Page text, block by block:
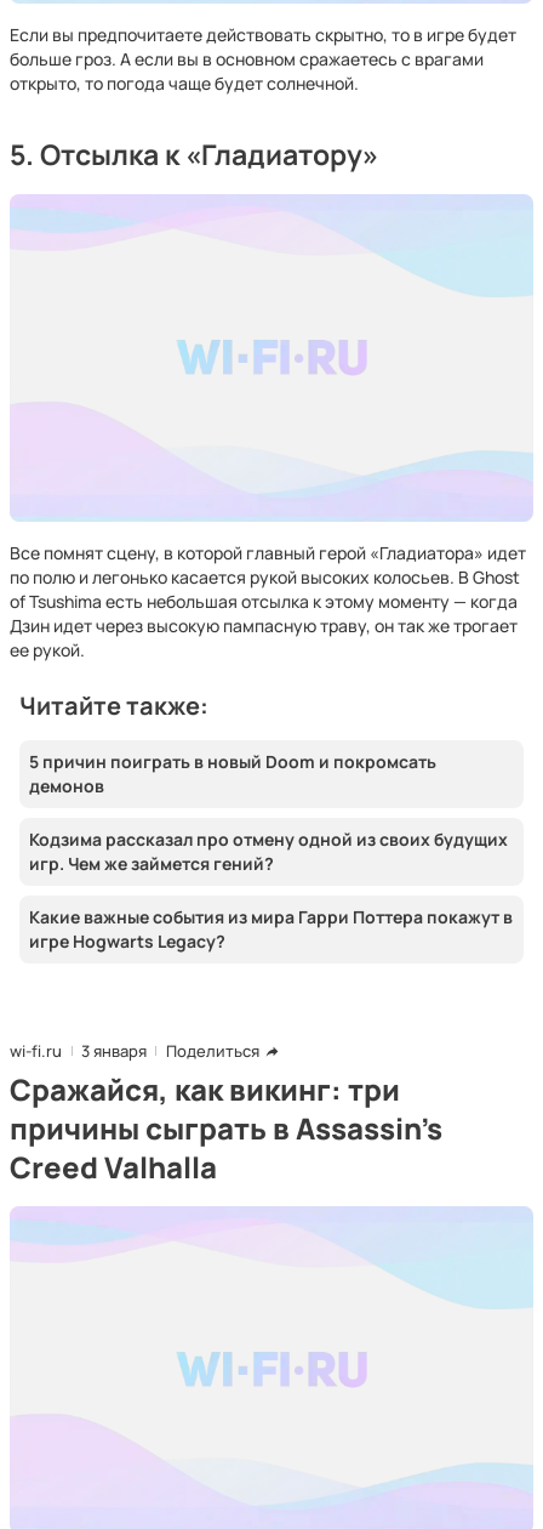
Если вы предпочитаете действовать скрытно, то в игре будет
больше гроз. А если вы в основном сражаетесь с врагами
открыто, то погода чаще будет солнечной.
5. Отсылка к «Гладиатору»
Все помнят сцену, в которой главный герой «Гладиатора» идет
по полю и легонько касается рукой высоких колосьев. В Ghost
of Tsushima есть небольшая отсылка к этому моменту — когда
Дзин идет через высокую пампасную траву, он так же трогает
ее рукой.
Читайте также:
5 причин поиграть в новый Doom и покромсать
демонов
Кодзима рассказал про отмену одной из своих будущих
игр. Чем же займется гений?
Какие важные события из мира Гарри Поттера покажут в
игре Hogwarts Legacy?
wi-fi.ru 3 января Поделиться
Сражайся, как викинг: три
причины сыграть в Assassin's
Creed Valhalla